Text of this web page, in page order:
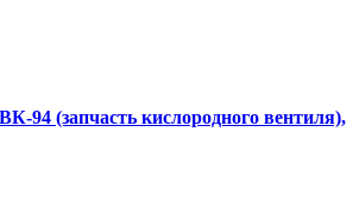
94 (запчасть кислородного вентиля),